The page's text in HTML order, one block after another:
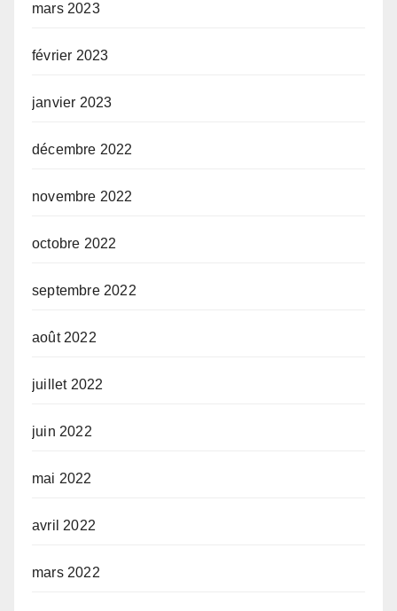
mars 2023
février 2023
janvier 2023
décembre 2022
novembre 2022
octobre 2022
septembre 2022
août 2022
juillet 2022
juin 2022
mai 2022
avril 2022
mars 2022